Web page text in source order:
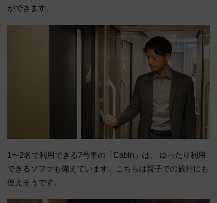
ができます。
1〜2名で利用できる7号車の「Cabin」は、 ゆったり利用
できるソファも備えています。こちらは親子での旅行にも
使えそうです。